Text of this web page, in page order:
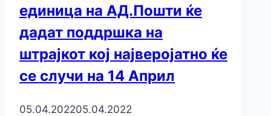
единица на АД.Пошти ќе
дадат поддршка на
штрајкот кој најверојатно ќе
се случи на 14 Април
05.04.202205.04.2022